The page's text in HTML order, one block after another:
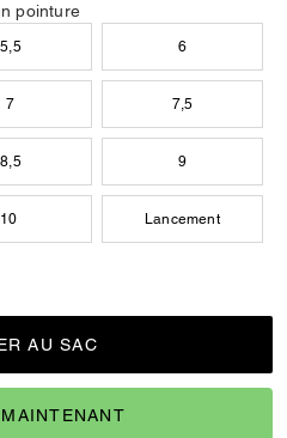
pointure
5,5 6
7 7,5
8,5 9
10 Lancement
AU SAC